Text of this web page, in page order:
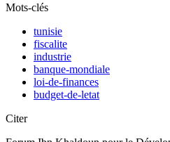
Mots-clés
tunisie
fiscalite
industrie
banque-mondiale
loi-de-finances
budget-de-letat
Citer